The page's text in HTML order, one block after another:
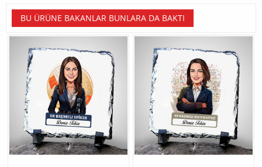
BU ÜRÜNE BAKANLAR BUNLARA DA BAKTI